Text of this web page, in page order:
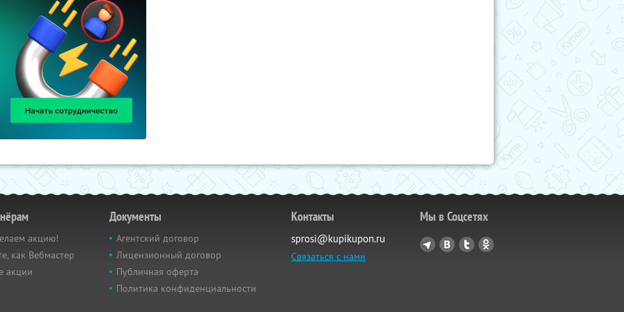
акцию!
как Вебмастер
акции
Документы
Агентский договор
Лицензионный договор
Публичная оферта
Политика конфиденциальности
Контакты
sprosi@kupikupon.ru
Связаться с нами
Мы в Соцсетях